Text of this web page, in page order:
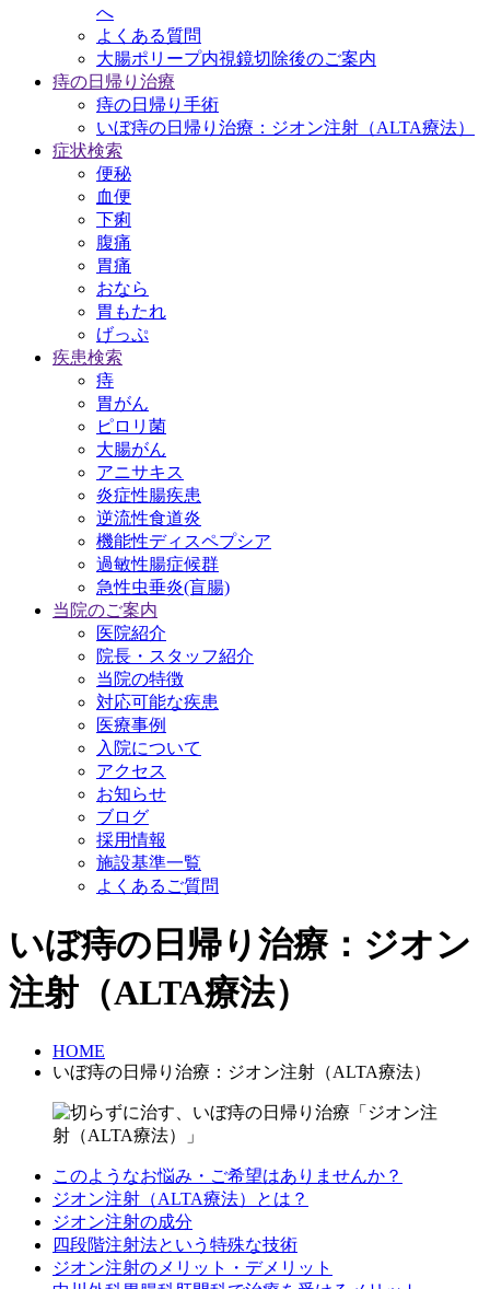
へ
よくある質問
大腸ポリープ内視鏡切除後のご案内
痔の日帰り治療
痔の日帰り手術
いぼ痔の日帰り治療：ジオン注射（ALTA療法）
症状検索
便秘
血便
下痢
腹痛
胃痛
おなら
胃もたれ
げっぷ
疾患検索
痔
胃がん
ピロリ菌
大腸がん
アニサキス
炎症性腸疾患
逆流性食道炎
機能性ディスペプシア
過敏性腸症候群
急性虫垂炎(盲腸)
当院のご案内
医院紹介
院長・スタッフ紹介
当院の特徴
対応可能な疾患
医療事例
入院について
アクセス
お知らせ
ブログ
採用情報
施設基準一覧
よくあるご質問
いぼ痔の日帰り治療：ジオン
注射（ALTA療法）
HOME
いぼ痔の日帰り治療：ジオン注射（ALTA療法）
このようなお悩み・ご希望はありませんか？
ジオン注射（ALTA療法）とは？
ジオン注射の成分
四段階注射法という特殊な技術
ジオン注射のメリット・デメリット